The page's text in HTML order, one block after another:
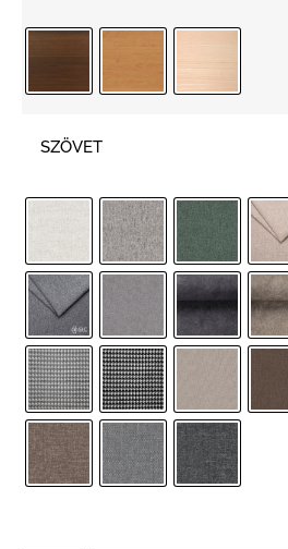
SZÖVET